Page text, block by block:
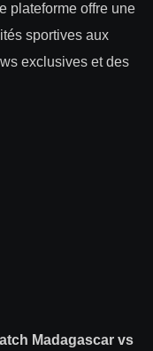
plateforme offre une
sportives aux
exclusives et des
Madagascar vs